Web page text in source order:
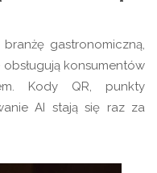
gastronomiczną,
konsumentów
Kody QR, punkty
AI stają się raz za